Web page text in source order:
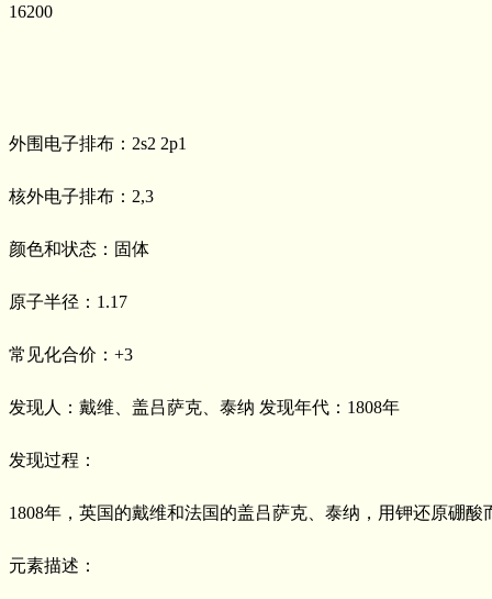
16200
外围电子排布：2s2 2p1
核外电子排布：2,3
颜色和状态：固体
原子半径：1.17
常见化合价：+3
发现人：戴维、盖吕萨克、泰纳 发现年代：1808年
发现过程：
1808年，英国的戴维和法国的盖吕萨克、泰纳，用钾还原硼酸
元素描述：